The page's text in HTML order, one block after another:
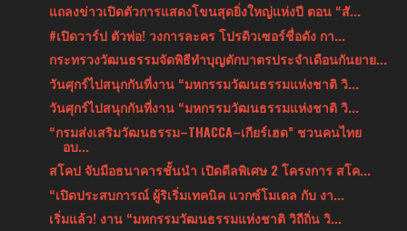
แถลงข่าวเปิดตัวการแสดงโขนสุดยิ่งใหญ่แห่งปี ตอน “สั...
#เปิดวาร์ป ตัวพ่อ! วงการละคร โปรดิวเซอร์ชื่อดัง กา...
กระทรวงวัฒนธรรมจัดพิธีทำบุญตักบาตรประจำเดือนกันยาย...
วันศุกร์ไปสนุกกันที่งาน “มหกรรมวัฒนธรรมแห่งชาติ วิ...
วันศุกร์ไปสนุกกันที่งาน “มหกรรมวัฒนธรรมแห่งชาติ วิ...
“กรมส่งเสริมวัฒนธรรม–THACCA–เกียร์เฮด” ชวนคนไทย
อบ...
สโคป จับมือธนาคารชั้นนำ เปิดดีลพิเศษ 2 โครงการ สโค...
“เปิดประสบการณ์ ผู้ริเริ่มเทคนิค แวกซ์โมเดล กับ งา...
เริ่มแล้ว! งาน “มหกรรมวัฒนธรรมแห่งชาติ วิถีถิ่น วิ...